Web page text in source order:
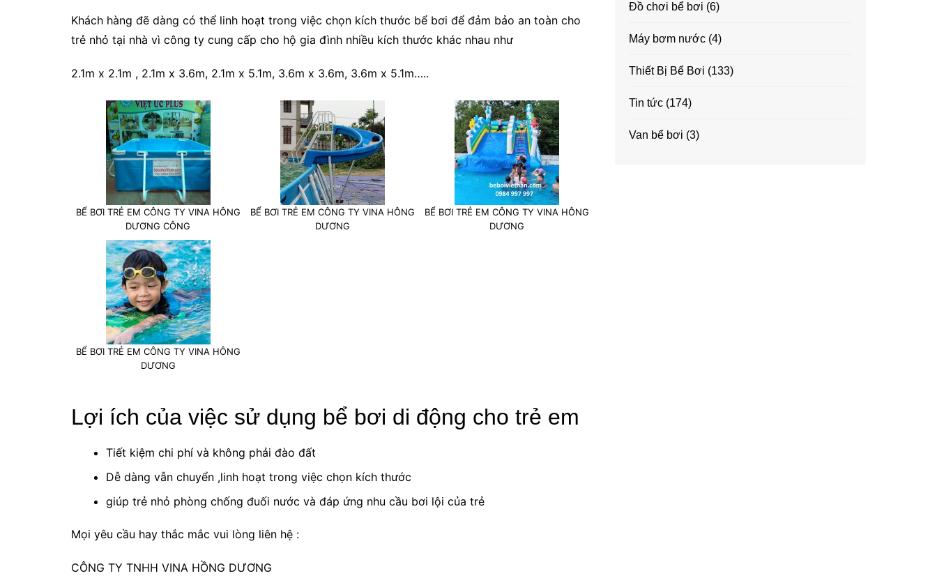
Khách hàng đẽ dàng có thể linh hoạt trong việc chọn kích thước bể bơi để đảm bảo an toàn cho
trẻ nhỏ tại nhà vì công ty cung cấp cho hộ gia đình nhiều kích thước khác nhau như
2.1m x 2.1m , 2.1m x 3.6m, 2.1m x 5.1m, 3.6m x 3.6m, 3.6m x 5.1m…..
BỂ BƠI TRẺ EM CÔNG TY VINA HÔNG
DƯƠNG CÔNG
BỂ BƠI TRẺ EM CÔNG TY VINA HÔNG
DƯƠNG
BỂ BƠI TRẺ EM CÔNG TY VINA HÔNG
DƯƠNG
BỂ BƠI TRẺ EM CÔNG TY VINA HÔNG
DƯƠNG
Lợi ích của việc sử dụng bể bơi di động cho trẻ em
Tiết kiệm chi phí và không phải đào đất
Dễ dàng vẫn chuyển ,linh hoạt trong việc chọn kích thước
giúp trẻ nhỏ phòng chống đuối nước và đáp ứng nhu cầu bơi lội của trẻ
Mọi yêu cầu hay thắc mắc vui lòng liên hệ :
CÔNG TY TNHH VINA HỒNG DƯƠNG
Đồ chơi bể bơi (6)
Máy bơm nước (4)
Thiết Bị Bể Bơi (133)
Tin tức (174)
Van bể bơi (3)